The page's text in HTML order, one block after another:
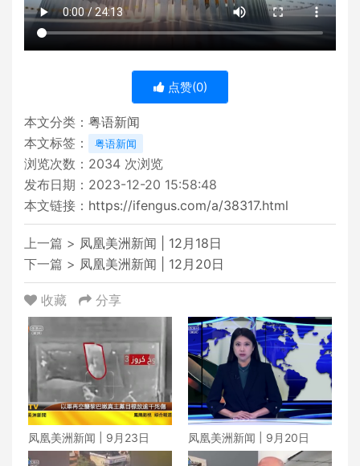
点赞(0)
本文分类： 粤语新闻
本文标签：
粤语新闻
浏览次数： 2034 次浏览
发布日期：2023-12-20 15:58:48
本文链接： https://ifengus.com/a/38317.html
上一篇 > 凤凰美洲新闻 | 12月18日
下一篇 > 凤凰美洲新闻 | 12月20日
收藏 分享
凤凰美洲新闻 | 9月23日 凤凰美洲新闻 | 9月20日